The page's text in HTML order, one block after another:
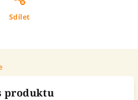
Sdílet
produktu